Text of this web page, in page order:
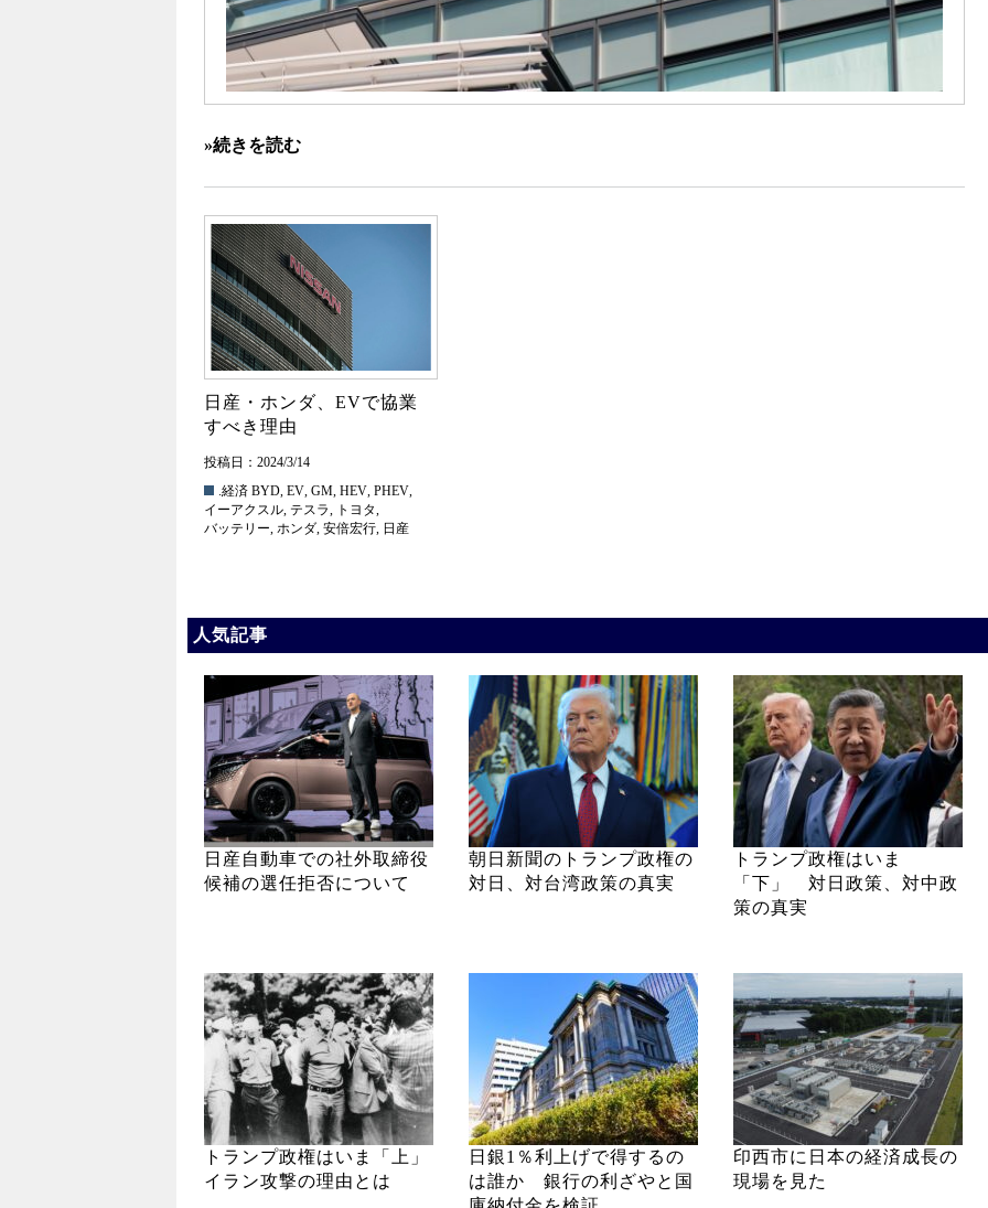
»続きを読む
日産・ホンダ、EVで協業
すべき理由
投稿日：2024/3/14
.経済 BYD, EV, GM, HEV, PHEV,
イーアクスル, テスラ, トヨタ,
バッテリー, ホンダ, 安倍宏行, 日産
人気記事
日産自動車での社外取締役
候補の選任拒否について
朝日新聞のトランプ政権の
対日、対台湾政策の真実
トランプ政権はいま
「下」 対日政策、対中政
策の真実
トランプ政権はいま「上」
イラン攻撃の理由とは
日銀1％利上げで得するの
は誰か 銀行の利ざやと国
印西市に日本の経済成長の
現場を見た